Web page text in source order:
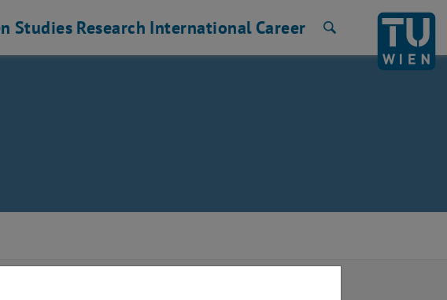
Studies Research International Career